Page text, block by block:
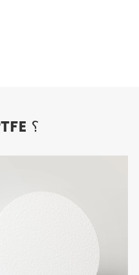
ما هو أنبوب/أنبوب PTFE ؟